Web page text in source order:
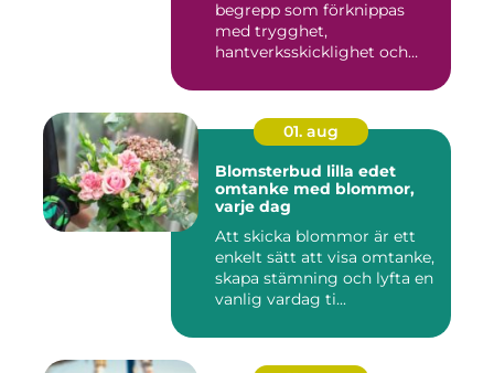
begrepp som förknippas
med trygghet,
hantverksskicklighet och
01. aug
Blomsterbud lilla edet
omtanke med blommor,
varje dag
Att skicka blommor är ett
enkelt sätt att visa omtanke,
skapa stämning och lyfta en
vanlig vardag ti...